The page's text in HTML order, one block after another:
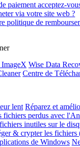
paiement acceptez-
via votre site web ?
politique de
ImageX Wise Data
Centre de
lent Réparez et
fichiers perdus avec
inutiles sur le
& crypter les fichiers
de Windows